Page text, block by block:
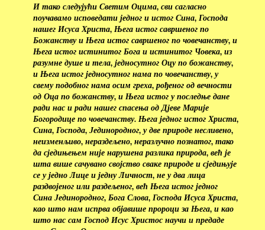
И тако следујући Светим Оцима, сви сагласно
поучавамо исповедати једног и истог Сина, Господа
нашег Исуса Христа, Њега истог савршеног по
Божанству и Њега истог савршеног по човечанству, и
Њега истог истинитог Бога и истинитог Човека, из
разумне душе и тела, једносутног Оцу по божанству,
и Њега истог једносутног нама по човечанству, у
свему подобног нама осим греха, рођеног од вечности
од Оца по божанству, и Њега истог у последње дане
ради нас и ради нашег спасења од Дјеве Марије
Богородице по човечанству. Њега једног истог Христа,
Сина, Господа, Јединородног, у две природе несливено,
неизменљиво, нераздељено, неразлучно познатог, тако
да сједињењем није нарушена разлика природа, већ је
шта више сачувано својство сваке природе и сједињује
се у једно Лице и једну Личност, не у два лица
раздвојеног или раздељеног, већ Њега истог једног
Сина Јединородног, Бога Слова, Господа Исуса Христа,
као што нам испрва објавише пророци за Њега, и као
што нас сам Господ Исус Христос научи и предаде